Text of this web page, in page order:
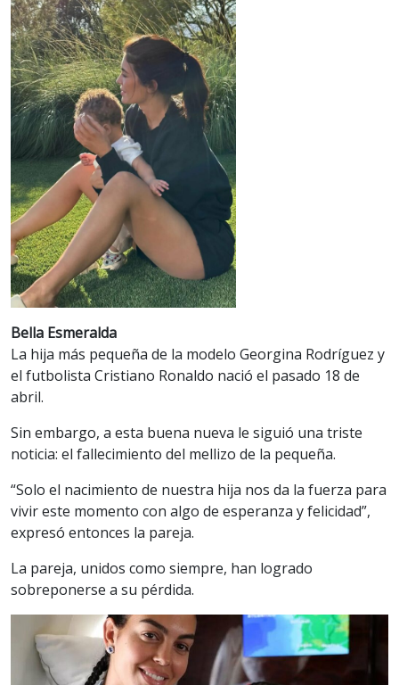
Bella Esmeralda
La hija más pequeña de la modelo Georgina Rodríguez y
el futbolista Cristiano Ronaldo nació el pasado 18 de
abril.
Sin embargo, a esta buena nueva le siguió una triste
noticia: el fallecimiento del mellizo de la pequeña.
“Solo el nacimiento de nuestra hija nos da la fuerza para
vivir este momento con algo de esperanza y felicidad”,
expresó entonces la pareja.
La pareja, unidos como siempre, han logrado
sobreponerse a su pérdida.